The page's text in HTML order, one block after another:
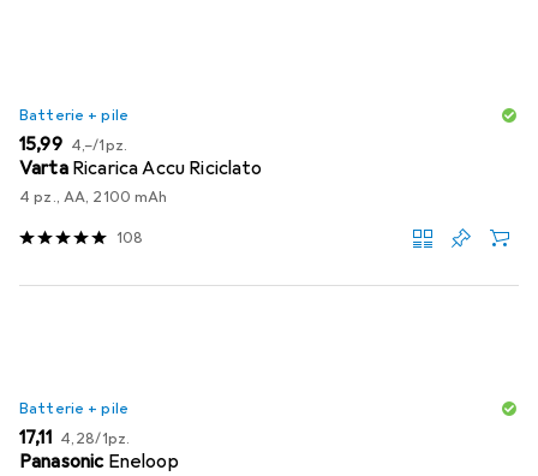
Batterie + pile
EUR
15,99 EUR
4,–/1pz.
Varta Ricarica Accu Riciclato
4 pz., AA, 2100 mAh
108
Batterie + pile
EUR
17,11 EUR
4,28/1pz.
Panasonic Eneloop